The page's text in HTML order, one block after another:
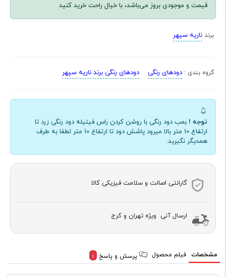
قیمت و موجودی بروز می‌باشد، با خیال راحت خرید کنید
برند ناریه سپهر
گروه بندی : دودهای رنگی دودهای رنگی برند ناریه سپهر
توجه ! بمب دود رنگی با روشن کردن راس فیتیله دود رنگی زرد تا
ارتفاع 10 متر بالا میرود پاشش دود تا ارتفاع 10 متر لطفا به طرف
همدیگر نگیرید.
گارانتی اصالت و سلامت فیزیکی کالا
ارسال آنی ویژه تهران و کرج
مشخصات فیلم محصول پرسش و پاسخ 1